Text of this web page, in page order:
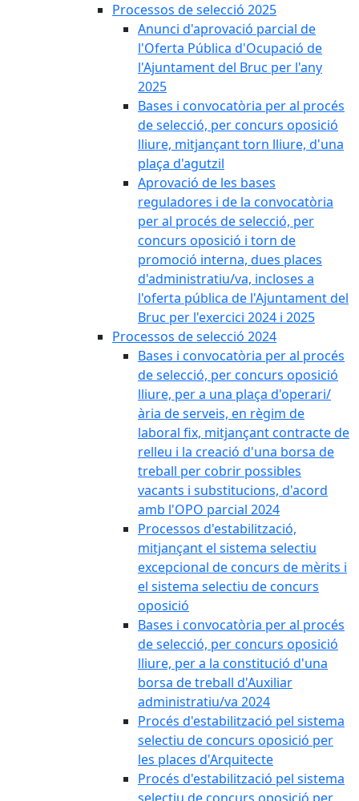
Processos de selecció 2025
Anunci d'aprovació parcial de
l'Oferta Pública d'Ocupació de
l'Ajuntament del Bruc per l'any
2025
Bases i convocatòria per al procés
de selecció, per concurs oposició
lliure, mitjançant torn lliure, d'una
plaça d'agutzil
Aprovació de les bases
reguladores i de la convocatòria
per al procés de selecció, per
concurs oposició i torn de
promoció interna, dues places
d'administratiu/va, incloses a
l'oferta pública de l'Ajuntament del
Bruc per l'exercici 2024 i 2025
Processos de selecció 2024
Bases i convocatòria per al procés
de selecció, per concurs oposició
lliure, per a una plaça d'operari/
ària de serveis, en règim de
laboral fix, mitjançant contracte de
relleu i la creació d'una borsa de
treball per cobrir possibles
vacants i substitucions, d'acord
amb l'OPO parcial 2024
Processos d'estabilització,
mitjançant el sistema selectiu
excepcional de concurs de mèrits i
el sistema selectiu de concurs
oposició
Bases i convocatòria per al procés
de selecció, per concurs oposició
lliure, per a la constitució d'una
borsa de treball d'Auxiliar
administratiu/va 2024
Procés d'estabilització pel sistema
selectiu de concurs oposició per
les places d'Arquitecte
Procés d'estabilització pel sistema